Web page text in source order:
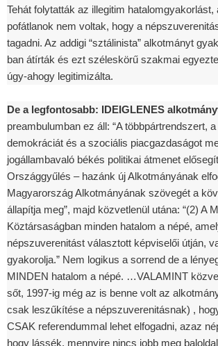
Tehát folytatták az illegitim hatalomgyakorlást,
pofátlanok nem voltak, hogy a
tagadni. Az addigi “sztálinista” alkotmányt
ban átírták és ezt széleskörű szakmai
úgy-ahogy legitimizálta.
De a legfontosabb: IDEIGLENES
preambulumban ez áll: “A többpártrendszert,
demokráciát és a szociális piacgazdaságot
jogállambavaló békés politikai átmenet
Országgyűlés – hazánk új Alkotmányának
Magyarország Alkotmányának szövegét a
állapítja meg”, majd közvetlenül utána: “(2) A
Köztársaságban minden hatalom a népé,
népszuverenitást választott képviselői útján,
gyakorolja.” Nem logikus a sorrend de a
MINDEN hatalom a népé. …VALAMINT
sőt, 1997-ig még az is benne volt az
csak leszűkítése a népszuverenitásnak) ,
CSAK referendummal lehet elfogadni, azaz
hogy lássék, mennyire nincs jobb meg